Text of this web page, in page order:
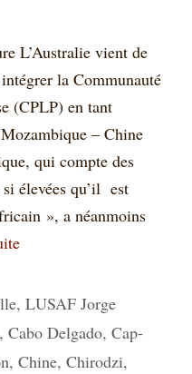
L’Australie vient de
la Communauté
(CPLP) en tant
– Chine
qui compte des
élevées qu’il est
», a néanmoins
, LUSAF Jorge
Cabo Delgado, Cap-
, Chine, Chirodzi,